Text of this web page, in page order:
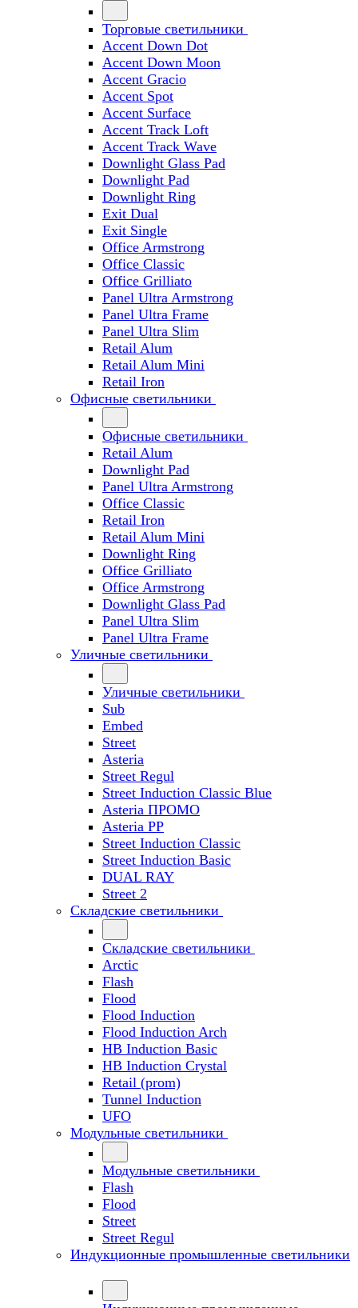
Торговые светильники
Accent Down Dot
Accent Down Moon
Accent Gracio
Accent Spot
Accent Surface
Accent Track Loft
Accent Track Wave
Downlight Glass Pad
Downlight Pad
Downlight Ring
Exit Dual
Exit Single
Office Armstrong
Office Classic
Office Grilliato
Panel Ultra Armstrong
Panel Ultra Frame
Panel Ultra Slim
Retail Alum
Retail Alum Mini
Retail Iron
Офисные светильники
Офисные светильники
Retail Alum
Downlight Pad
Panel Ultra Armstrong
Office Classic
Retail Iron
Retail Alum Mini
Downlight Ring
Office Grilliato
Office Armstrong
Downlight Glass Pad
Panel Ultra Slim
Panel Ultra Frame
Уличные светильники
Уличные светильники
Sub
Embed
Street
Asteria
Street Regul
Street Induction Classic Blue
Asteria ПРОМО
Asteria PP
Street Induction Classic
Street Induction Basic
DUAL RAY
Street 2
Складские светильники
Складские светильники
Arctic
Flash
Flood
Flood Induction
Flood Induction Arch
HB Induction Basic
HB Induction Crystal
Retail (prom)
Tunnel Induction
UFO
Модульные светильники
Модульные светильники
Flash
Flood
Street
Street Regul
Индукционные промышленные светильники